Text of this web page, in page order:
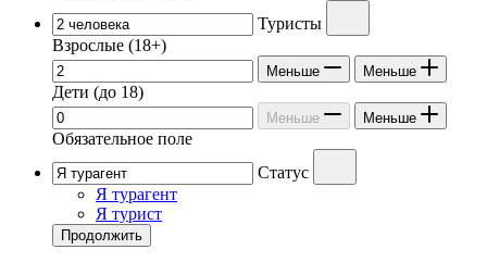
Туристы
Взрослые (18+)
Меньше Меньше
Дети (до 18)
Меньше Меньше
Обязательное поле
Статус
Я турагент
Я турист
Продолжить